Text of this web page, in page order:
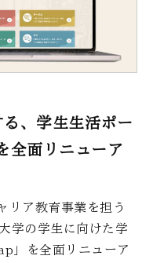
、学生生活ポー
全面リニューア
リア教育事業を担う
学の学生に向けた学
」を全面リニューア